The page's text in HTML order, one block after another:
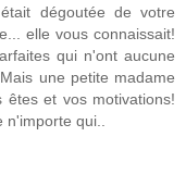
dégoutée de votre
elle vous connaissait!
qui n'ont aucune
une petite madame
êtes et vos motivations!
qui..